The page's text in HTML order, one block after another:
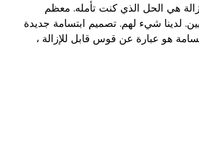
هي الحل الذي كنت تأمله. معظم
لدينا شيء لهم. تصميم ابتسامة جديدة
هو عبارة عن قوس قابل للإزالة ،